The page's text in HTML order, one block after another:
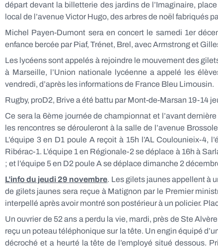
départ devant la billetterie des jardins de l’Imaginaire,
local de l’avenue Victor Hugo, des arbres de noël fabriqués
Michel Payen-Dumont sera en concert le samedi 1er
enfance bercée par Piaf, Trénet, Brel, avec Armstrong et
Les lycéens sont appelés à rejoindre le mouvement des
à Marseille, l’Union nationale lycéenne a appelé les
vendredi, d’après les informations de France Bleu Limousin.
Rugby, proD2, Brive a été battu par Mont-de-Marsan 19-14
Ce sera la 6ème journée de championnat et l’avant
les rencontres se dérouleront à la salle de l’avenue
L’équipe 3 en D1 poule A reçoit à 15h l’AL Coulounieix-4,
Ribérac-1. L’équipe 1 en Régionale-2 se déplace à 16h à
; et l’équipe 5 en D2 poule A se déplace dimanche 2
L’info du jeudi 29 novembre. Les gilets jaunes appellent à
de gilets jaunes sera reçue à Matignon par le Premier
interpellé après avoir montré son postérieur à un policier.
Un ouvrier de 52 ans a perdu la vie, mardi, près de Ste
reçu un poteau téléphonique sur la tête. Un engin équipé
décroché et a heurté la tête de l’employé situé dessous.